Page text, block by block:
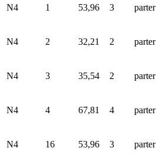
N4 1 53,96 3 parter
N4 2 32,21 2 parter
N4 3 35,54 2 parter
N4 4 67,81 4 parter
N4 16 53,96 3 parter